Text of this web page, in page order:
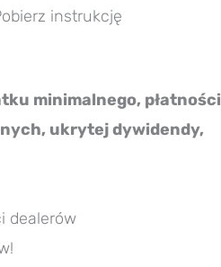
instrukcję
minimalnego, płatności
ukrytej dywidendy,
dealerów